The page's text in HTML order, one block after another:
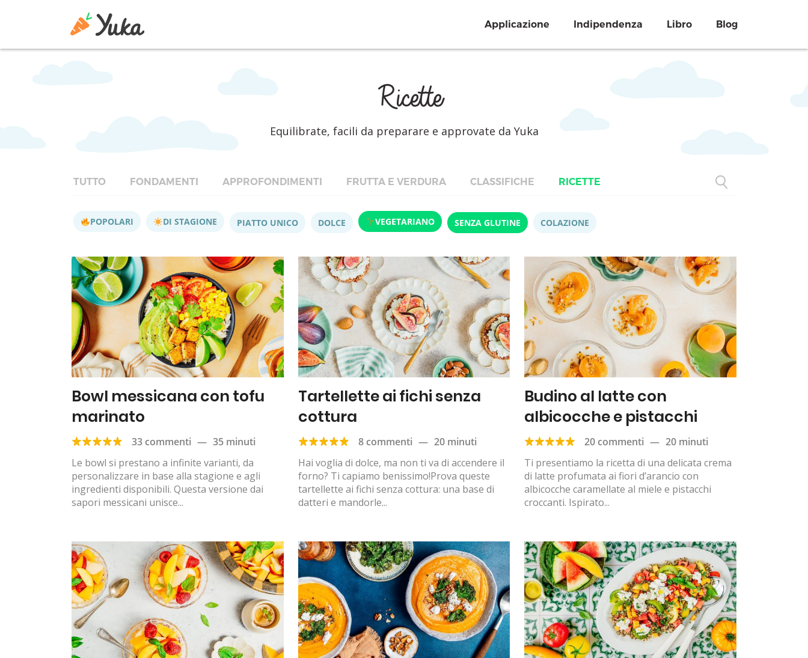
Applicazione Indipendenza Libro Blog
Ricette
Equilibrate, facili da preparare e approvate da Yuka
TUTTO FONDAMENTI APPROFONDIMENTI FRUTTA E VERDURA CLASSIFICHE RICETTE
POPOLARI DI STAGIONE PIATTO UNICO DOLCE VEGETARIANO SENZA GLUTINE COLAZIONE
Bowl messicana con tofu
marinato
33 commenti — 35 minuti
Le bowl si prestano a infinite varianti, da
personalizzare in base alla stagione e agli
ingredienti disponibili. Questa versione dai
sapori messicani unisce...
Tartellette ai fichi senza
cottura
8 commenti — 20 minuti
Hai voglia di dolce, ma non ti va di accendere il
forno? Ti capiamo benissimo!Prova queste
tartellette ai fichi senza cottura: una base di
datteri e mandorle...
Budino al latte con
albicocche e pistacchi
20 commenti — 20 minuti
Ti presentiamo la ricetta di una delicata crema
di latte profumata ai fiori d’arancio con
albicocche caramellate al miele e pistacchi
croccanti. Ispirato...